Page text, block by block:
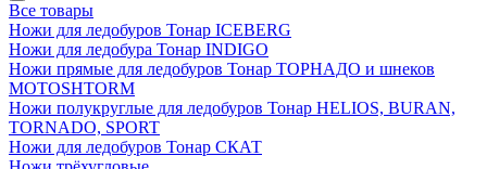
Все товары
Ножи для ледобуров Тонар ICEBERG
Ножи для ледобура Тонар INDIGO
Ножи прямые для ледобуров Тонар ТОРНАДО и шнеков
MOTOSHTORM
Ножи полукруглые для ледобуров Тонар HELIOS, BURAN,
TORNADO, SPORT
Ножи для ледобуров Тонар СКАТ